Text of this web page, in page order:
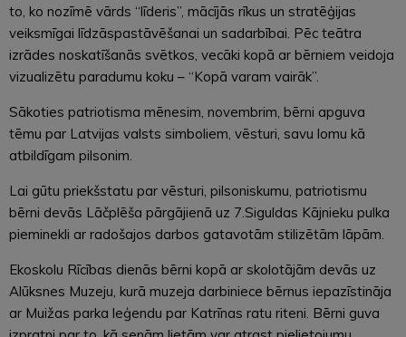
to, ko nozīmē vārds “līderis”, mācījās rīkus un stratēģijas
veiksmīgai līdzāspastāvēšanai un sadarbībai. Pēc teātra
izrādes noskatīšanās svētkos, vecāki kopā ar bērniem veidoja
vizualizētu paradumu koku – “Kopā varam vairāk”.
Sākoties patriotisma mēnesim, novembrim, bērni apguva
tēmu par Latvijas valsts simboliem, vēsturi, savu lomu kā
atbildīgam pilsonim.
Lai gūtu priekšstatu par vēsturi, pilsoniskumu, patriotismu
bērni devās Lāčplēša pārgājienā uz 7.Siguldas Kājnieku pulka
pieminekli ar radošajos darbos gatavotām stilizētām lāpām.
Ekoskolu Rīcības dienās bērni kopā ar skolotājām devās uz
Alūksnes Muzeju, kurā muzeja darbiniece bērnus iepazīstināja
ar Muižas parka leģendu par Katrīnas ratu riteni. Bērni guva